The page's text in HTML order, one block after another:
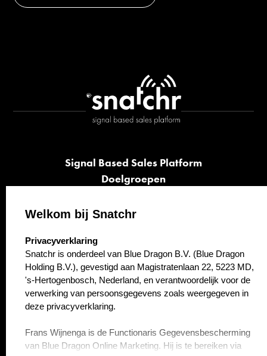
Signal Based Sales Platform
Doelgroepen
Opvolging
Over ons
Contact
Welkom bij Snatchr
select language
Privacyverklaring
Snatchr is onderdeel van Blue Dragon B.V. (Blue Dragon
Holding B.V.), gevestigd aan Magistratenlaan 22, 5223 MD,
's-Hertogenbosch, Nederland, en verantwoordelijk voor de
verwerking van persoonsgegevens zoals weergegeven in
deze privacyverklaring.
Frans Wijnenga is de Functionaris Gegevensbescherming
van Blue Dragon Online Marketing. Hij is te bereiken via